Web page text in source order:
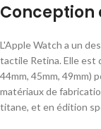
Conception
L'Apple Watch a un
tactile Retina. Elle est
44mm, 45mm, 49mm)
matériaux de
titane, et en édition